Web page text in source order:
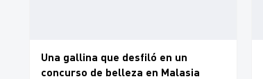
Una gallina que desfiló en un
concurso de belleza en Malasia